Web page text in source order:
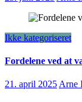
Ikke kategoriseret
Fordelene ved at
21. april 2025Arne